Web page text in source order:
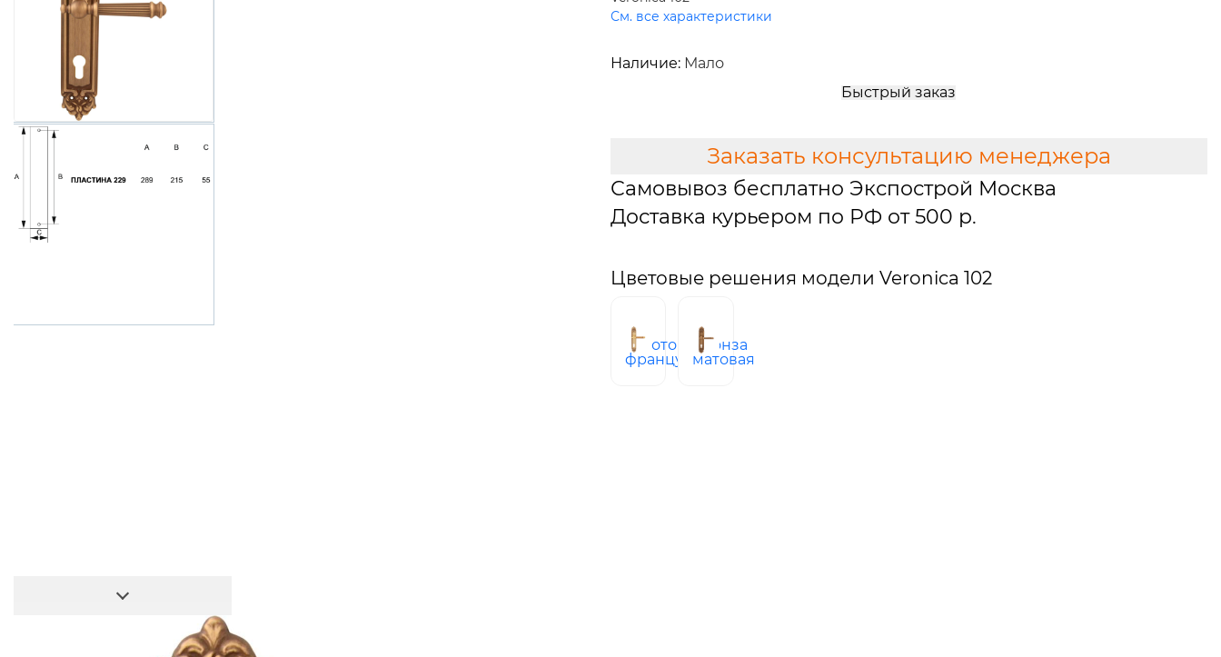
См. все характеристики
Наличие: Мало
Быстрый заказ
Заказать консультацию менеджера
Самовывоз бесплатно Экспострой Москва
Доставка курьером по РФ от 500 р.
Цветовые решения модели Veronica 102
золото
французское
бронза
матовая